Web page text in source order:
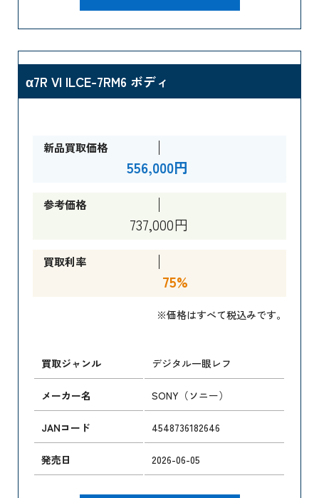
α7R VI ILCE-7RM6 ボディ
新品買取価格
556,000円
参考価格
737,000円
買取利率
75%
※価格はすべて税込みです。
買取ジャンル デジタル一眼レフ
メーカー名 SONY（ソニー）
JANコード 4548736182646
発売日 2026-06-05